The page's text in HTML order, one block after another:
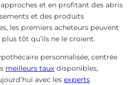
et en profitant des abris
et des produits
les premiers acheteurs peuvent
tôt qu’ils ne le croient.
personnalisée, centrée
meilleurs taux disponibles,
avec les experts